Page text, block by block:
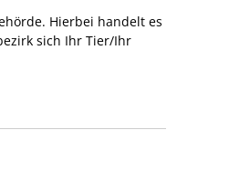
Hierbei handelt es
sich Ihr Tier/Ihr